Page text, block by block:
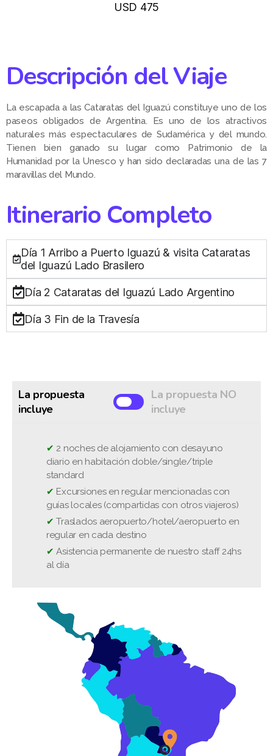
USD 475
Descripción del Viaje
La escapada a las Cataratas del Iguazú constituye uno de los
paseos obligados de Argentina. Es uno de los atractivos
naturales más espectaculares de Sudamérica y del mundo.
Tienen bien ganado su lugar como Patrimonio de la
Humanidad por la Unesco y han sido declaradas una de las 7
maravillas del Mundo.
Itinerario Completo
Día 1 Arribo a Puerto Iguazú & visita Cataratas
del Iguazú Lado Brasilero
Día 2 Cataratas del Iguazú Lado Argentino
Día 3 Fin de la Travesía
La propuesta
incluye
La propuesta NO
incluye
✔ 2 noches de alojamiento con desayuno
diario en habitación doble/single/triple
standard
✔ Excursiones en regular mencionadas con
guías locales (compartidas con otros viajeros)
✔ Traslados aeropuerto/hotel/aeropuerto en
regular en cada destino
✔ Asistencia permanente de nuestro staff 24hs
al día
❌
❌
❌
❌ Seguro de viaje y cancelación
❌